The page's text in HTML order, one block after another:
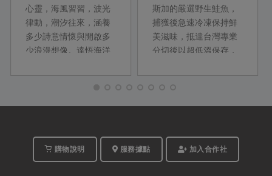
心靈，海風習習，波光
律動，潮汐往來，涵養
多少詩意情懷與開啟多
少浪漫想像。達悟海洋
過︰「我願是那片海洋
的魚鱗」對海洋的深情
與敬畏不言而喻。萬物
有未來。
斯加的嚴選野生鮭魚，
捕獲後急速冷凍保持鮮
美滋味，抵達台灣專業
分切後以超低溫保存，
海鮭魚omega-3不飽和
魚更豐富，營養價值
本次邀請合作社社員林
曼芬示範香料與鮭魚的
購物說明 服務據點 加入合作社